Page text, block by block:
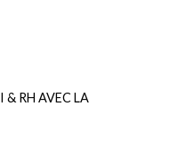
& RH AVEC LA